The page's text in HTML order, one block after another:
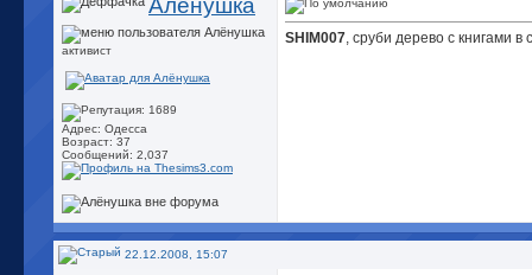
Алёнушка
активист
Адрес: Одесса
Возраст: 37
Сообщений: 2,037
SHIM007, сруби дерево с книгами в
22.12.2008, 15:07